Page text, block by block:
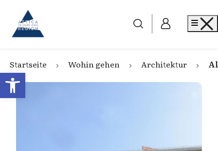
Open toolbar
Go to home
Startseite Wohin gehen Architektur